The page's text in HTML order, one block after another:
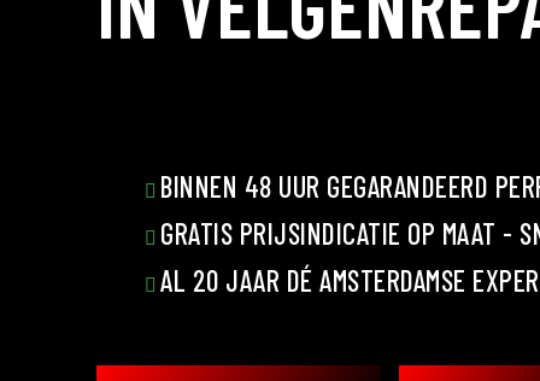
BINNEN 48 UUR GEGARANDEERD
GRATIS PRIJSINDICATIE OP MAAT -
AL 20 JAAR DÉ AMSTERDAMSE